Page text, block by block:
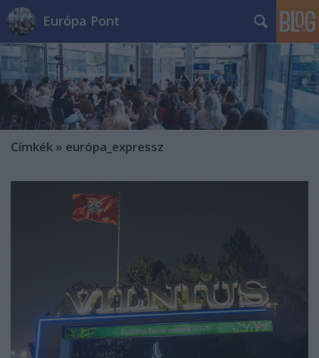
Európa Pont
Címkék » európa_expressz